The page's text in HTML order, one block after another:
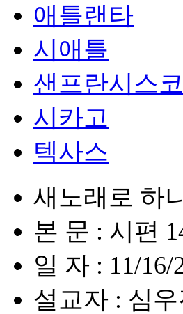
애틀랜타
시애틀
샌프란시스코
시카고
텍사스
새노래로 하
본 문 : 시편
일 자 : 11/16/
설교자 : 심